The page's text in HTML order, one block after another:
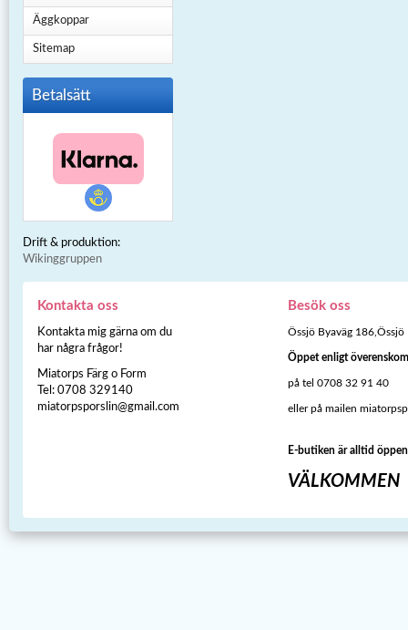
Äggkoppar
Sitemap
Betalsätt
Drift & produktion:
Wikinggruppen
Kontakta oss
Kontakta mig gärna om du
har några frågor!
Miatorps Färg o Form
Tel: 0708 329140
miatorpsporslin@gmail.com
Besök oss
Össjö Byaväg 186,Össjö
Öppet enligt
på tel 0708 32 91 40
eller på mailen
E-butiken är alltid öppen
VÄLKOMMEN